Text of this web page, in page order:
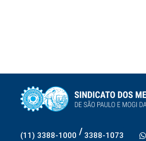
(11) 3388-1000 / 3388-1073